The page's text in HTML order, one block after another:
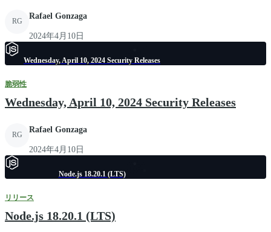
RG
Rafael Gonzaga
2024年4月10日
Wednesday, April 10, 2024 Security Releases
脆弱性
Wednesday, April 10, 2024 Security Releases
RG
Rafael Gonzaga
2024年4月10日
Node.js 18.20.1 (LTS)
リリース
Node.js 18.20.1 (LTS)